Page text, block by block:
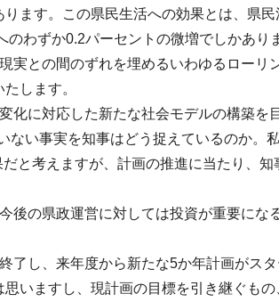
ます。この県民生活への効果とは、県
のわずか0.2パーセントの微増でしかあ
実との間のずれを埋めるいわゆるローリ
します。
化に対応した新たな社会モデルの構築
ない事実を知事はどう捉えているのか。
と考えますが、計画の推進に当たり、
後の県政運営に対しては投資が重要に
了し、来年度から新たな5か年計画がス
思いますし、現計画の目標を引き継ぐも